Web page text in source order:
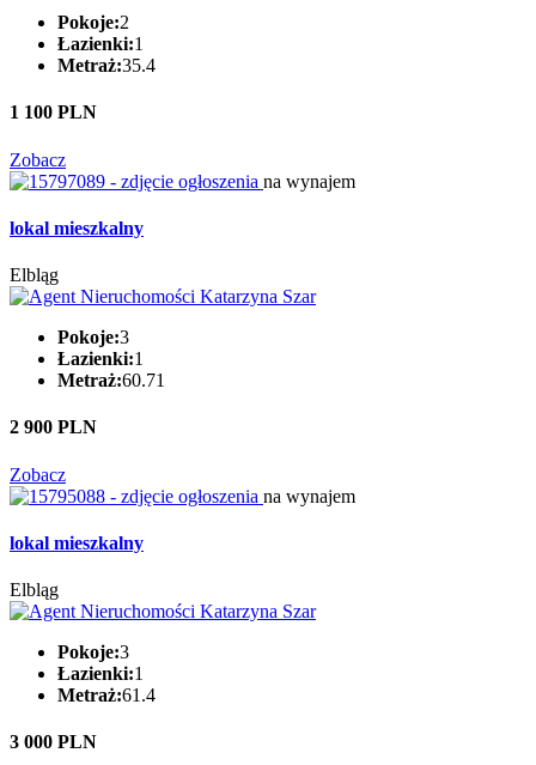
Pokoje:2
Łazienki:1
Metraż:35.4
1 100 PLN
Zobacz
na wynajem
lokal mieszkalny
Elbląg
Pokoje:3
Łazienki:1
Metraż:60.71
2 900 PLN
Zobacz
na wynajem
lokal mieszkalny
Elbląg
Pokoje:3
Łazienki:1
Metraż:61.4
3 000 PLN